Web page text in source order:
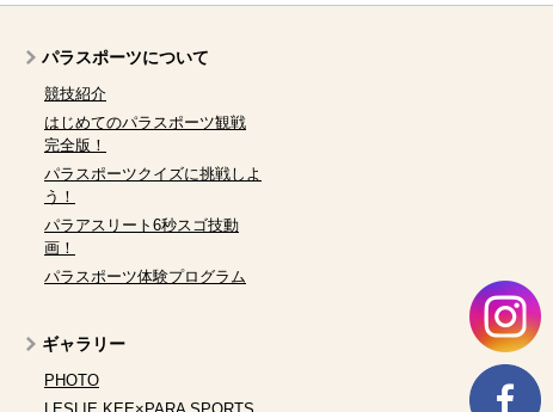
パラスポーツについて
競技紹介
はじめてのパラスポーツ観戦
完全版！
パラスポーツクイズに挑戦しよ
う！
パラアスリート6秒スゴ技動
画！
パラスポーツ体験プログラム
ギャラリー
PHOTO